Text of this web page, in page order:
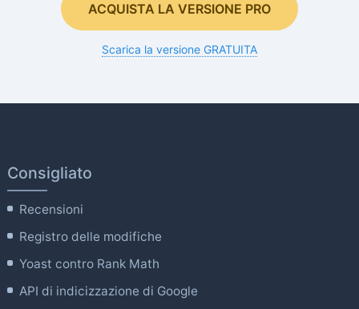
ACQUISTA LA VERSIONE PRO
Scarica la versione GRATUITA
Consigliato
Recensioni
Registro delle modifiche
Yoast contro Rank Math
API di indicizzazione di Google